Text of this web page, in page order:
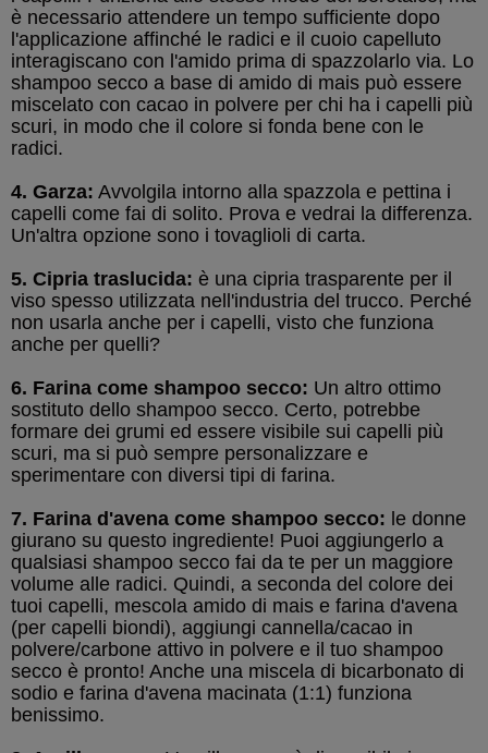
è necessario attendere un tempo sufficiente dopo
l'applicazione affinché le radici e il cuoio capelluto
interagiscano con l'amido prima di spazzolarlo via. Lo
shampoo secco a base di amido di mais può essere
miscelato con cacao in polvere per chi ha i capelli più
scuri, in modo che il colore si fonda bene con le
radici.
4. Garza: Avvolgila intorno alla spazzola e pettina i
capelli come fai di solito. Prova e vedrai la differenza.
Un'altra opzione sono i tovaglioli di carta.
5. Cipria traslucida: è una cipria trasparente per il
viso spesso utilizzata nell'industria del trucco. Perché
non usarla anche per i capelli, visto che funziona
anche per quelli?
6. Farina come shampoo secco: Un altro ottimo
sostituto dello shampoo secco. Certo, potrebbe
formare dei grumi ed essere visibile sui capelli più
scuri, ma si può sempre personalizzare e
sperimentare con diversi tipi di farina.
7. Farina d'avena come shampoo secco: le donne
giurano su questo ingrediente! Puoi aggiungerlo a
qualsiasi shampoo secco fai da te per un maggiore
volume alle radici. Quindi, a seconda del colore dei
tuoi capelli, mescola amido di mais e farina d'avena
(per capelli biondi), aggiungi cannella/cacao in
polvere/carbone attivo in polvere e il tuo shampoo
secco è pronto! Anche una miscela di bicarbonato di
sodio e farina d'avena macinata (1:1) funziona
benissimo.